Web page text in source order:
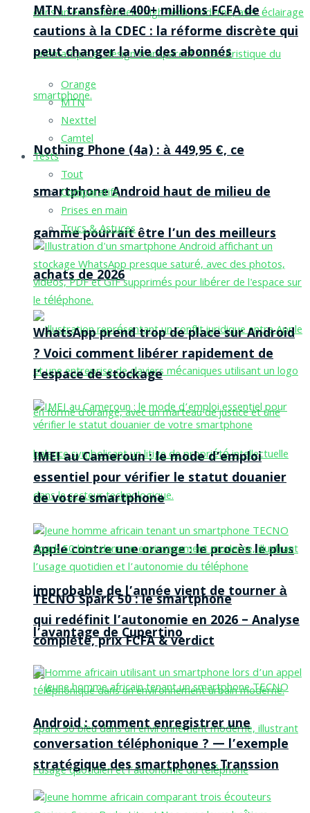
Nothing Phone (4a) : à 449,95 €, ce
smartphone Android haut de milieu de
gamme pourrait être l’un des meilleurs
achats de 2026
Apple contre une orange : le procès le plus
improbable de l’année vient de tourner à
l’avantage de Cupertino
MTN transfère 400+ millions FCFA de
cautions à la CDEC : la réforme discrète qui
peut changer la vie des abonnés
Orange
MTN
Nexttel
Camtel
Tests
Tout
Comparatifs
Prises en main
Trucs & Astuces
WhatsApp prend trop de place sur Android
? Voici comment libérer rapidement de
l’espace de stockage
IMEI au Cameroun : le mode d’emploi
essentiel pour vérifier le statut douanier
de votre smartphone
TECNO Spark 50 : le smartphone
qui redéfinit l’autonomie en 2026 – Analyse
complète, prix FCFA & verdict
Android : comment enregistrer une
conversation téléphonique ? — l’exemple
stratégique des smartphones Transsion